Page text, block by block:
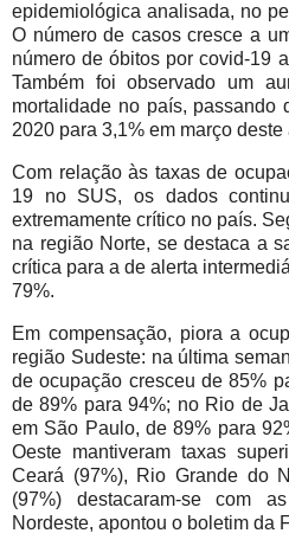
epidemiológica analisada, no
O número de casos cresce a
número de óbitos por covid-19
Também foi observado um
mortalidade no país,
2020 para 3,1% em março deste
Com relação às taxas de
19 no SUS, os dados
extremamente crítico no país.
na região Norte, se destaca a
crítica para a de alerta
79%.
Em compensação, piora a
região Sudeste: na última
de ocupação cresceu de 85%
de 89% para 94%; no Rio de
em São Paulo, de 89% para
Oeste mantiveram taxas
Ceará (97%), Rio Grande do
(97%) destacaram-se com
Nordeste, apontou o boletim da